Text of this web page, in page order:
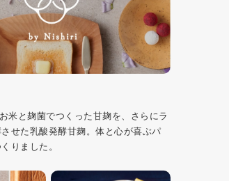
米と麹菌でつくった甘麹を、さらにラ
せた乳酸発酵甘麹。体と心が喜ぶパ
りました。